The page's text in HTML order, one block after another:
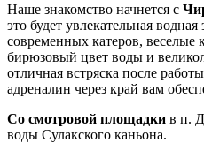
Наше знакомство начнется с
это будет увлекательная
современных катеров, веселые
бирюзовый цвет воды и
отличная встряска после
адреналин через край вам
Со смотровой площадки в п.
воды Сулакского каньона.